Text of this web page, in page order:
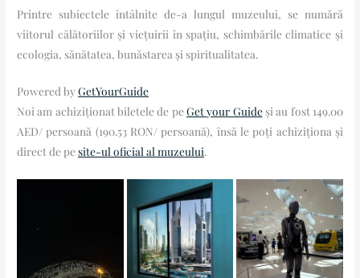
Printre subiectele întâlnite de-a lungul muzeului, se numără
viitorul călătoriilor și viețuirii în spațiu, schimbările climatice și
ecologia, sănătatea, bunăstarea și spiritualitatea.
Powered byGetYourGuide
Noi am achiziționat biletele de pe Get your Guideși au fost 149.00
AED/ persoană (190.53 RON/ persoană), însă le poți achiziționa și
direct de pesite-ul oficial al muzeului.